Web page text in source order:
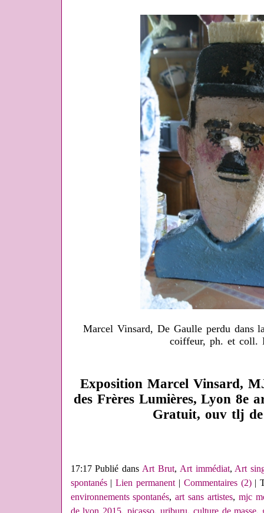
Marcel Vinsard, De Gaulle perdu dans
coiffeur, ph. et coll.
Exposition Marcel Vinsard,
des Frères Lumières, Lyon 8e
Gratuit, ouv tlj
17:17 Publié dansArt Brut, Art immédiat,Art
spontanés|Lien permanent| Commentaires (2)|
environnements spontanés,art sans artistes, mjc